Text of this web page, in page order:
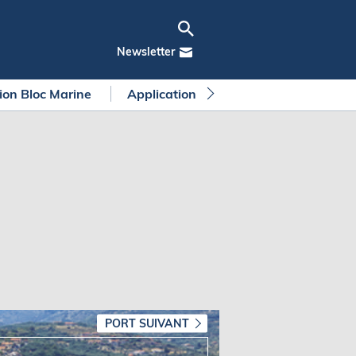
Newsletter
Bloc Marine Application Bloc Marine
PORT SUIVANT